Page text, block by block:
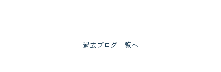
過去ブログ一覧へ